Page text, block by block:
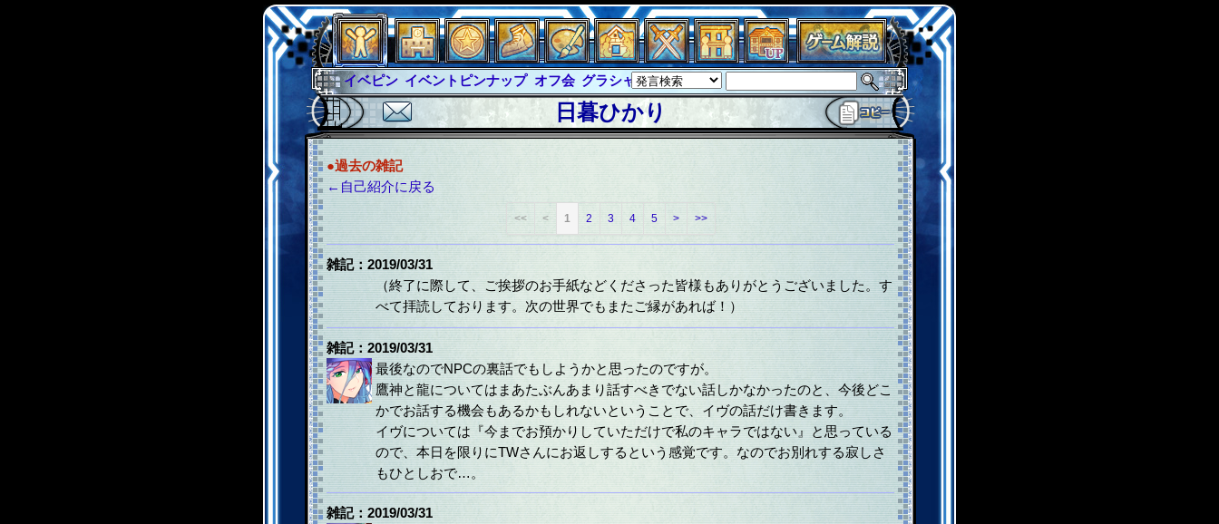
イベピン イベントピンナップ オフ会 グラシャ グラシャ・ラボラス グローバルジャスティス
日暮ひかり
●過去の雑記
←自己紹介に戻る
<< < 1 2 3 4 5 > >>
雑記：2019/03/31
（終了に際して、ご挨拶のお手紙などくださった皆様もありがとうございました。す
べて拝読しております。次の世界でもまたご縁があれば！）
雑記：2019/03/31
最後なのでNPCの裏話でもしようかと思ったのですが。
鷹神と龍についてはまあたぶんあまり話すべきでない話しかなかったのと、今後どこ
かでお話する機会もあるかもしれないということで、イヴの話だけ書きます。
イヴについては『今までお預かりしていただけで私のキャラではない』と思っている
ので、本日を限りにTWさんにお返しするという感覚です。なのでお別れする寂しさ
もひとしおで…。
雑記：2019/03/31